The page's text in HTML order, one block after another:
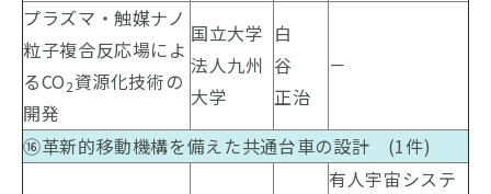
プラズマ・触媒ナノ
粒子複合反応場によ
るCO2資源化技術の
開発
国立大学
法人九州
大学
白
谷
正治
－
⑯革新的移動機構を備えた共通台車の設計 (1件)
有人宇宙システ